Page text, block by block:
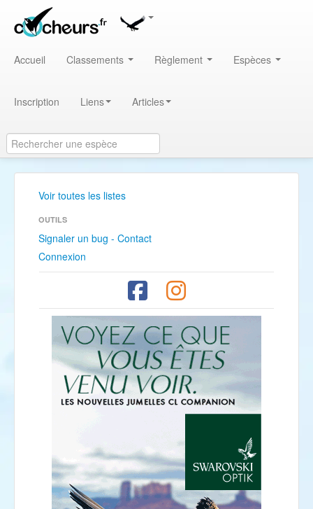
Accueil Classements Règlement Espèces
Inscription Liens Articles
Voir toutes les listes
OUTILS
Signaler un bug - Contact
Connexion